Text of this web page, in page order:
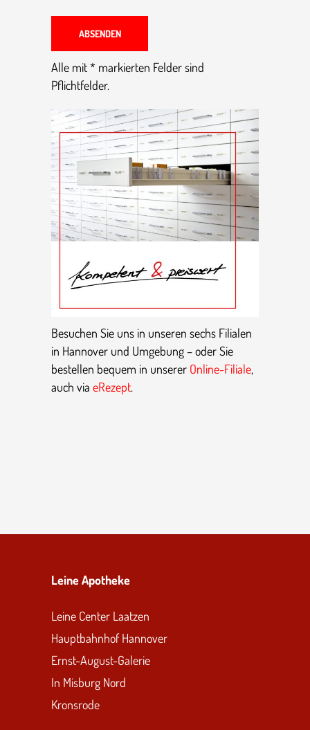
Alle mit * markierten Felder sind
Pflichtfelder.
Besuchen Sie uns in unseren sechs Filialen
in Hannover und Umgebung – oder Sie
bestellen bequem in unserer Online-Filiale,
auch via eRezept.
Leine Apotheke
Leine Center Laatzen
Hauptbahnhof Hannover
Ernst-August-Galerie
In Misburg Nord
Kronsrode